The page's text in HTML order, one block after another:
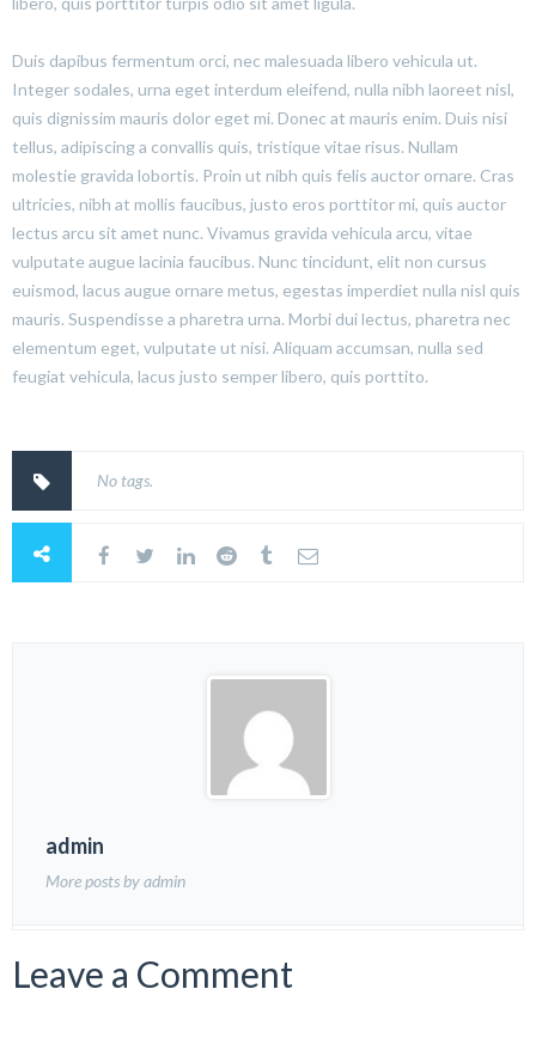
Duis dapibus fermentum orci, nec malesuada libero vehicula ut.
Integer sodales, urna eget interdum eleifend, nulla nibh laoreet nisl,
quis dignissim mauris dolor eget mi. Donec at mauris enim. Duis nisi
tellus, adipiscing a convallis quis, tristique vitae risus. Nullam
molestie gravida lobortis. Proin ut nibh quis felis auctor ornare. Cras
ultricies, nibh at mollis faucibus, justo eros porttitor mi, quis auctor
lectus arcu sit amet nunc. Vivamus gravida vehicula arcu, vitae
vulputate augue lacinia faucibus. Nunc tincidunt, elit non cursus
euismod, lacus augue ornare metus, egestas imperdiet nulla nisl quis
mauris. Suspendisse a pharetra urna. Morbi dui lectus, pharetra nec
elementum eget, vulputate ut nisi. Aliquam accumsan, nulla sed
feugiat vehicula, lacus justo semper libero, quis porttito.
No tags.
admin
More posts by admin
Leave a Comment